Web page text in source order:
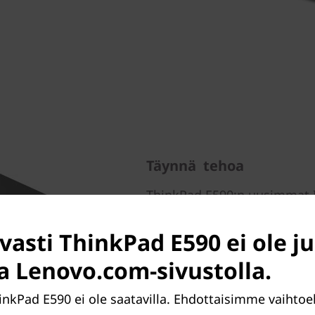
Täynnä tehoa
ThinkPad E590:n uusimmat
nopeuttavat laitteen
tietojenkäsittelytehtävien
mediatiedostojen
lataamista.
ThinkPad E590 ei ole
Lenovo.com-sivustolla.
E590 ei ole saatavilla. Ehdottaisimme